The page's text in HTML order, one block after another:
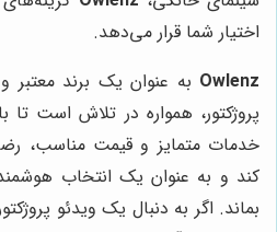
اختیار شما قرار می‌دهد.
Owlenz به عنوان یک برند معتبر و
پروژکتور، همواره در تلاش است تا
خدمات متمایز و قیمت مناسب،
کند و به عنوان یک انتخاب
بماند. اگر به دنبال یک ویدئو